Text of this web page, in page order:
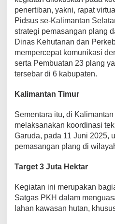
penertiban, yakni, rapat
Pidsus se-Kalimantan
strategi pemasangan plang
Dinas Kehutanan dan
mempercepat komunikasi
serta Pembuatan 23 plang
tersebar di 6 kabupaten.
Kalimantan Timur
Sementara itu, di
melaksanakan koordinasi
Garuda, pada 11 Juni 2025,
pemasangan plang di
Target 3 Juta Hektar
Kegiatan ini merupakan
Satgas PKH dalam
lahan kawasan hutan,